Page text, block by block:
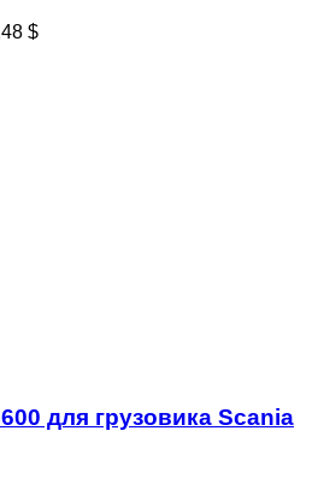
$
для грузовика Scania